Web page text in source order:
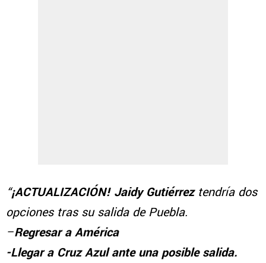
“¡ACTUALIZACIÓN! Jaidy Gutiérreztendría dos
opciones tras su salida de Puebla.
–Regresar a América
-Llegar a Cruz Azul ante una posible salida.